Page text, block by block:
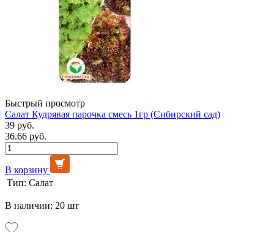
Быстрый просмотр
Салат Кудрявая парочка смесь 1гр (Сибирский сад)
39 руб.
36.66 руб.
В корзину
Тип: Салат
В наличии: 20 шт